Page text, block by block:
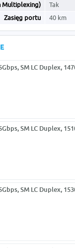
Multiplexing)
Tak
Zasięg portu
40 km
SM LC Duplex,
SM LC Duplex,
SM LC Duplex,